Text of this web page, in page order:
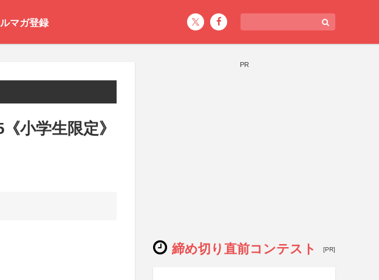
マガ登録
小学生限定》
PR
締め切り直前コンテスト [PR]